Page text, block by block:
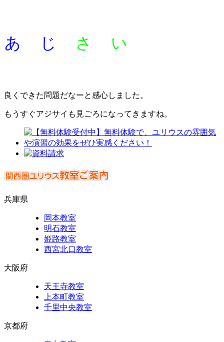
あ じ さ い
良くできた問題だなーと感心しました。
もうすぐアジサイも見ごろになってきますね。
兵庫県
岡本教室
明石教室
姫路教室
西宮北口教室
大阪府
天王寺教室
上本町教室
千里中央教室
京都府